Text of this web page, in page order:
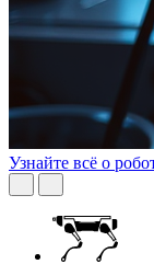
Узнайте всё о